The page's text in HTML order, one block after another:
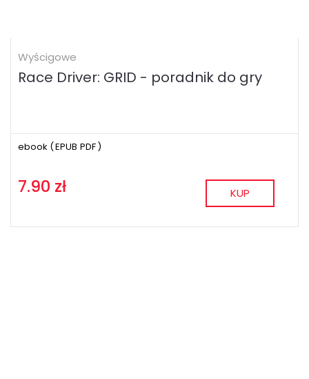
Wyścigowe
Race Driver: GRID - poradnik do gry
ebook (EPUB PDF)
7.90 zł KUP